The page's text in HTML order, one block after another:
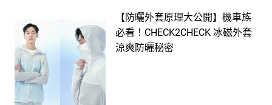
【防曬外套原理大公開】機車族
必看！CHECK2CHECK 冰磁外套
涼爽防曬秘密